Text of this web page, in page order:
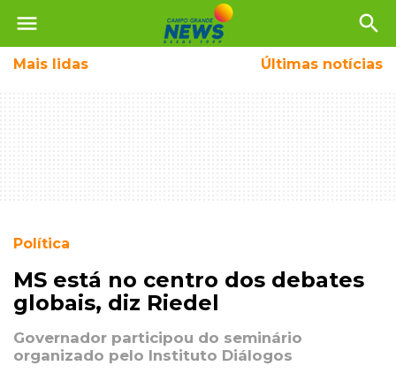
menu search
Mais lidas Últimas notícias
Política
MS está no centro dos debates
globais, diz Riedel
Governador participou do seminário
organizado pelo Instituto Diálogos